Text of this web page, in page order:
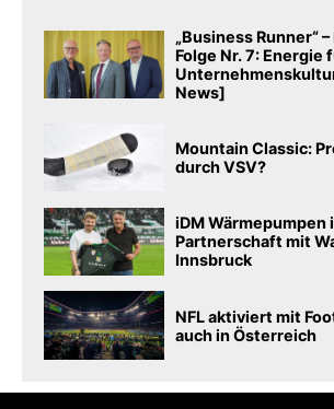
„Business Runner“
Folge Nr. 7: Energie
News]
Mountain Classic:
durch VSV?
iDM
Partnerschaft mit
Innsbruck
NFL aktiviert mit
auch in Österreich